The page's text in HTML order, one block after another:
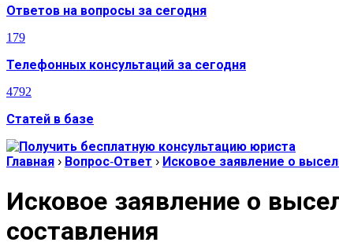
Ответов на вопросы за сегодня
179
Телефонных консультаций за сегодня
4792
Статей в базе
Главная › Вопрос-Ответ › Исковое заявление о
Исковое заявление о
составления